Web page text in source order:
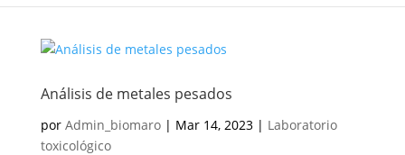
Análisis de metales pesados
por Admin_biomaro| Mar 14, 2023| Laboratorio
toxicológico